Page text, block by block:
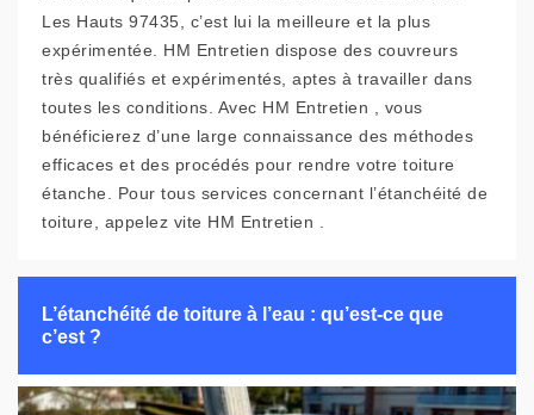
Les Hauts 97435, c’est lui la meilleure et la plus
expérimentée. HM Entretien dispose des couvreurs
très qualifiés et expérimentés, aptes à travailler dans
toutes les conditions. Avec HM Entretien , vous
bénéficierez d’une large connaissance des méthodes
efficaces et des procédés pour rendre votre toiture
étanche. Pour tous services concernant l’étanchéité de
toiture, appelez vite HM Entretien .
L’étanchéité de toiture à l’eau : qu’est-ce que
c’est ?